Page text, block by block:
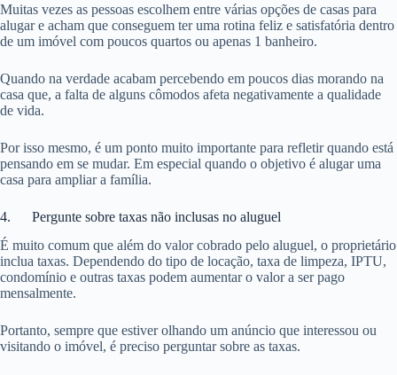
Muitas vezes as pessoas escolhem entre várias opções de casas para
alugar e acham que conseguem ter uma rotina feliz e satisfatória dentro
de um imóvel com poucos quartos ou apenas 1 banheiro.
Quando na verdade acabam percebendo em poucos dias morando na
casa que, a falta de alguns cômodos afeta negativamente a qualidade
de vida.
Por isso mesmo, é um ponto muito importante para refletir quando está
pensando em se mudar. Em especial quando o objetivo é alugar uma
casa para ampliar a família.
4. Pergunte sobre taxas não inclusas no aluguel
É muito comum que além do valor cobrado pelo aluguel, o proprietário
inclua taxas. Dependendo do tipo de locação, taxa de limpeza, IPTU,
condomínio e outras taxas podem aumentar o valor a ser pago
mensalmente.
Portanto, sempre que estiver olhando um anúncio que interessou ou
visitando o imóvel, é preciso perguntar sobre as taxas.